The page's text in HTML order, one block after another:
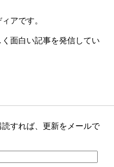
アです。
面白い記事を発信してい
すれば、更新をメールで